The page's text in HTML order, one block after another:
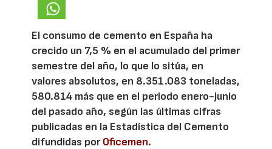
El consumo de cemento en España ha
crecido un 7,5 % en el acumulado del primer
semestre del año, lo que lo sitúa, en
valores absolutos, en 8.351.083 toneladas,
580.814 más que en el periodo enero-junio
del pasado año, según las últimas cifras
publicadas en la Estadística del Cemento
difundidas porOficemen.